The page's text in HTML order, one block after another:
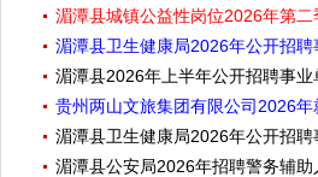
湄潭县城镇公益性岗位2026年第
湄潭县卫生健康局2026年公开招
湄潭县2026年上半年公开招聘事
贵州两山文旅集团有限公司2026
湄潭县卫生健康局2026年公开招
湄潭县公安局2026年招聘警务辅